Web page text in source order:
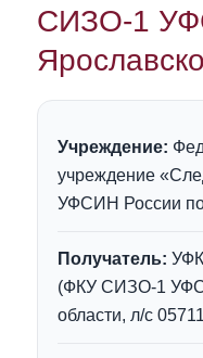
СИЗО-1
Учреждение:
учреждение
УФСИН России по
Получатель:
(ФКУ СИЗО-1
области, л/с